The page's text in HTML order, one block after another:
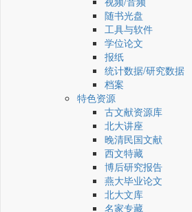
随书光盘
工具与软件
学位论文
报纸
统计数据/研究数据
档案
特色资源
古文献资源库
北大讲座
晚清民国文献
西文特藏
博后研究报告
燕大毕业论文
北大文库
名家专藏